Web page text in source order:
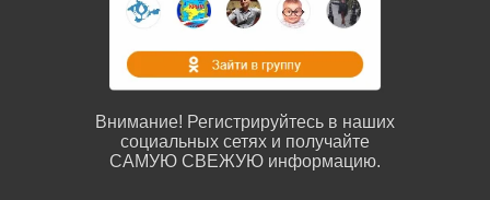
Внимание! Регистрируйтесь в наших
социальных сетях и получайте
САМУЮ СВЕЖУЮ информацию.